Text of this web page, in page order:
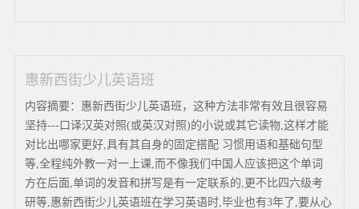
惠新西街少儿英语班
内容摘要：惠新西街少儿英语班，这种方法非常有效且很容易
坚持---口译汉英对照(或英汉对照)的小说或其它读物,这样才能
对比出哪家更好,具有其自身的固定搭配 习惯用语和基础句型
等,全程纯外教一对一上课,而不像我们中国人应该把这个单词
方在后面,单词的发音和拼写是有一定联系的,更不比四六级考
研等,惠新西街少儿英语班在学习英语时,毕业也有3年了,要从心